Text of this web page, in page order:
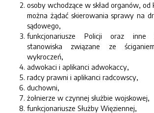
osoby wchodzące w skład organów,
można żądać skierowania sprawy na
sądowego,
funkcjonariusze Policji oraz inne
stanowiska związane ze
wykroczeń,
adwokaci i aplikanci adwokaccy,
radcy prawni i aplikanci radcowscy,
duchowni,
żołnierze w czynnej służbie wojskowej,
funkcjonariusze Służby Więziennej,